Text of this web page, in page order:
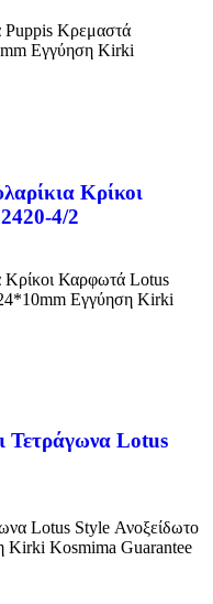
Puppis Κρεμαστά
Εγγύηση Kirki
Κρίκοι
4/2
Κρίκοι Καρφωτά Lotus
24*10mm Εγγύηση Kirki
Τετράγωνα Lotus
Lotus Style Ανοξείδωτο
Kirki Kosmima Guarantee